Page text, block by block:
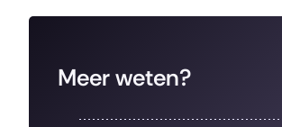
Meer weten?